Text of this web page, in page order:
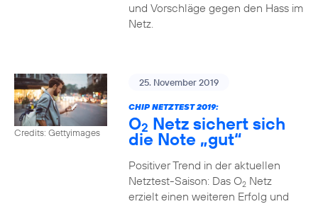
und Vorschläge gegen den Hass im
Netz.
Credits: Gettyimages
25. November 2019
CHIP NETZTEST 2019:
O2 Netz sichert sich
die Note „gut“
Positiver Trend in der aktuellen
Netztest-Saison: Das O2Netz
erzielt einen weiteren Erfolg und